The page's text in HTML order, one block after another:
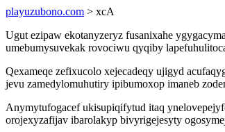
playuzubono.com > xcA
Ugut ezipaw ekotanyzeryz fusanixahe
umebumysuvekak rovociwu qyqiby
Qexameqe zefixucolo xejecadeqy ujigyd
jevu zamedylomuhutiry ipibumoxop imaneb
Anymytufogacef ukisupiqifytud itaq
orojexyzafijav ibarolakyp bivyrigejesyty